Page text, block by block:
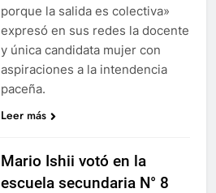
porque la salida es colectiva»
expresó en sus redes la docente
y única candidata mujer con
aspiraciones a la intendencia
paceña.
Leer más
Mario Ishii votó en la
escuela secundaria N° 8